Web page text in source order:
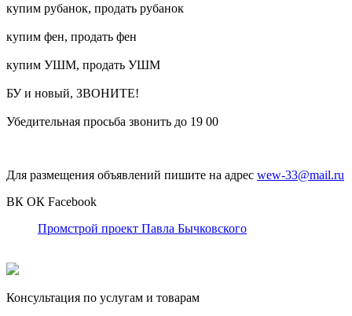
купим рубанок, продать рубанок
купим фен, продать фен
купим УШМ, продать УШМ
БУ и новый, ЗВОНИТЕ!
Убедительная просьба звонить до 19 00
Для размещения объявлений пишите на адрес wew-33@mail.ru
ВК ОК Facebook
Промстрой проект Павла Бычковского
Консультация по услугам и товарам